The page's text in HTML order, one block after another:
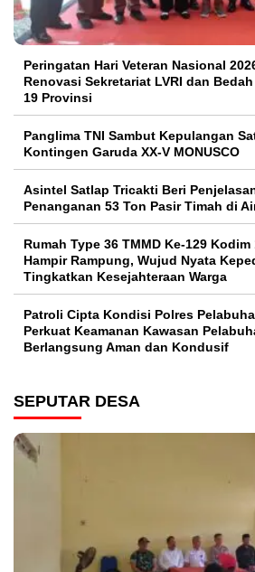
Peringatan Hari Veteran Nasional
Renovasi Sekretariat LVRI dan
19 Provinsi
Panglima TNI Sambut Kepulangan
Kontingen Garuda XX-V MONUSCO
Asintel Satlap Tricakti Beri
Penanganan 53 Ton Pasir Timah di
Rumah Type 36 TMMD Ke-129
Hampir Rampung, Wujud Nyata
Tingkatkan Kesejahteraan Warga
Patroli Cipta Kondisi Polres
Perkuat Keamanan Kawasan
Berlangsung Aman dan Kondusif
SEPUTAR DESA